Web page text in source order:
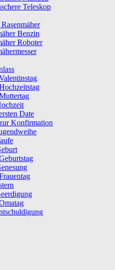
Teleskop
Benzin
Roboter
Date
Konfirmation